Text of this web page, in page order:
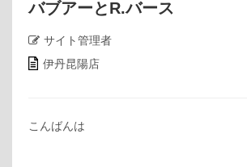
バブアーとR.バース
サイト管理者
伊丹昆陽店
こんばんは